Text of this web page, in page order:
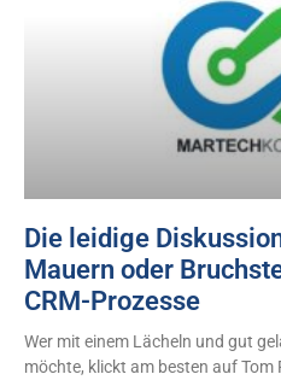
Die leidige
Mauern oder
CRM-Prozesse
Wer mit einem Lächeln und gut
möchte, klickt am besten auf